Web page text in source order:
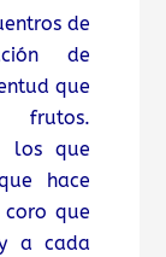
de
de
que
los que
hace
que
a cada